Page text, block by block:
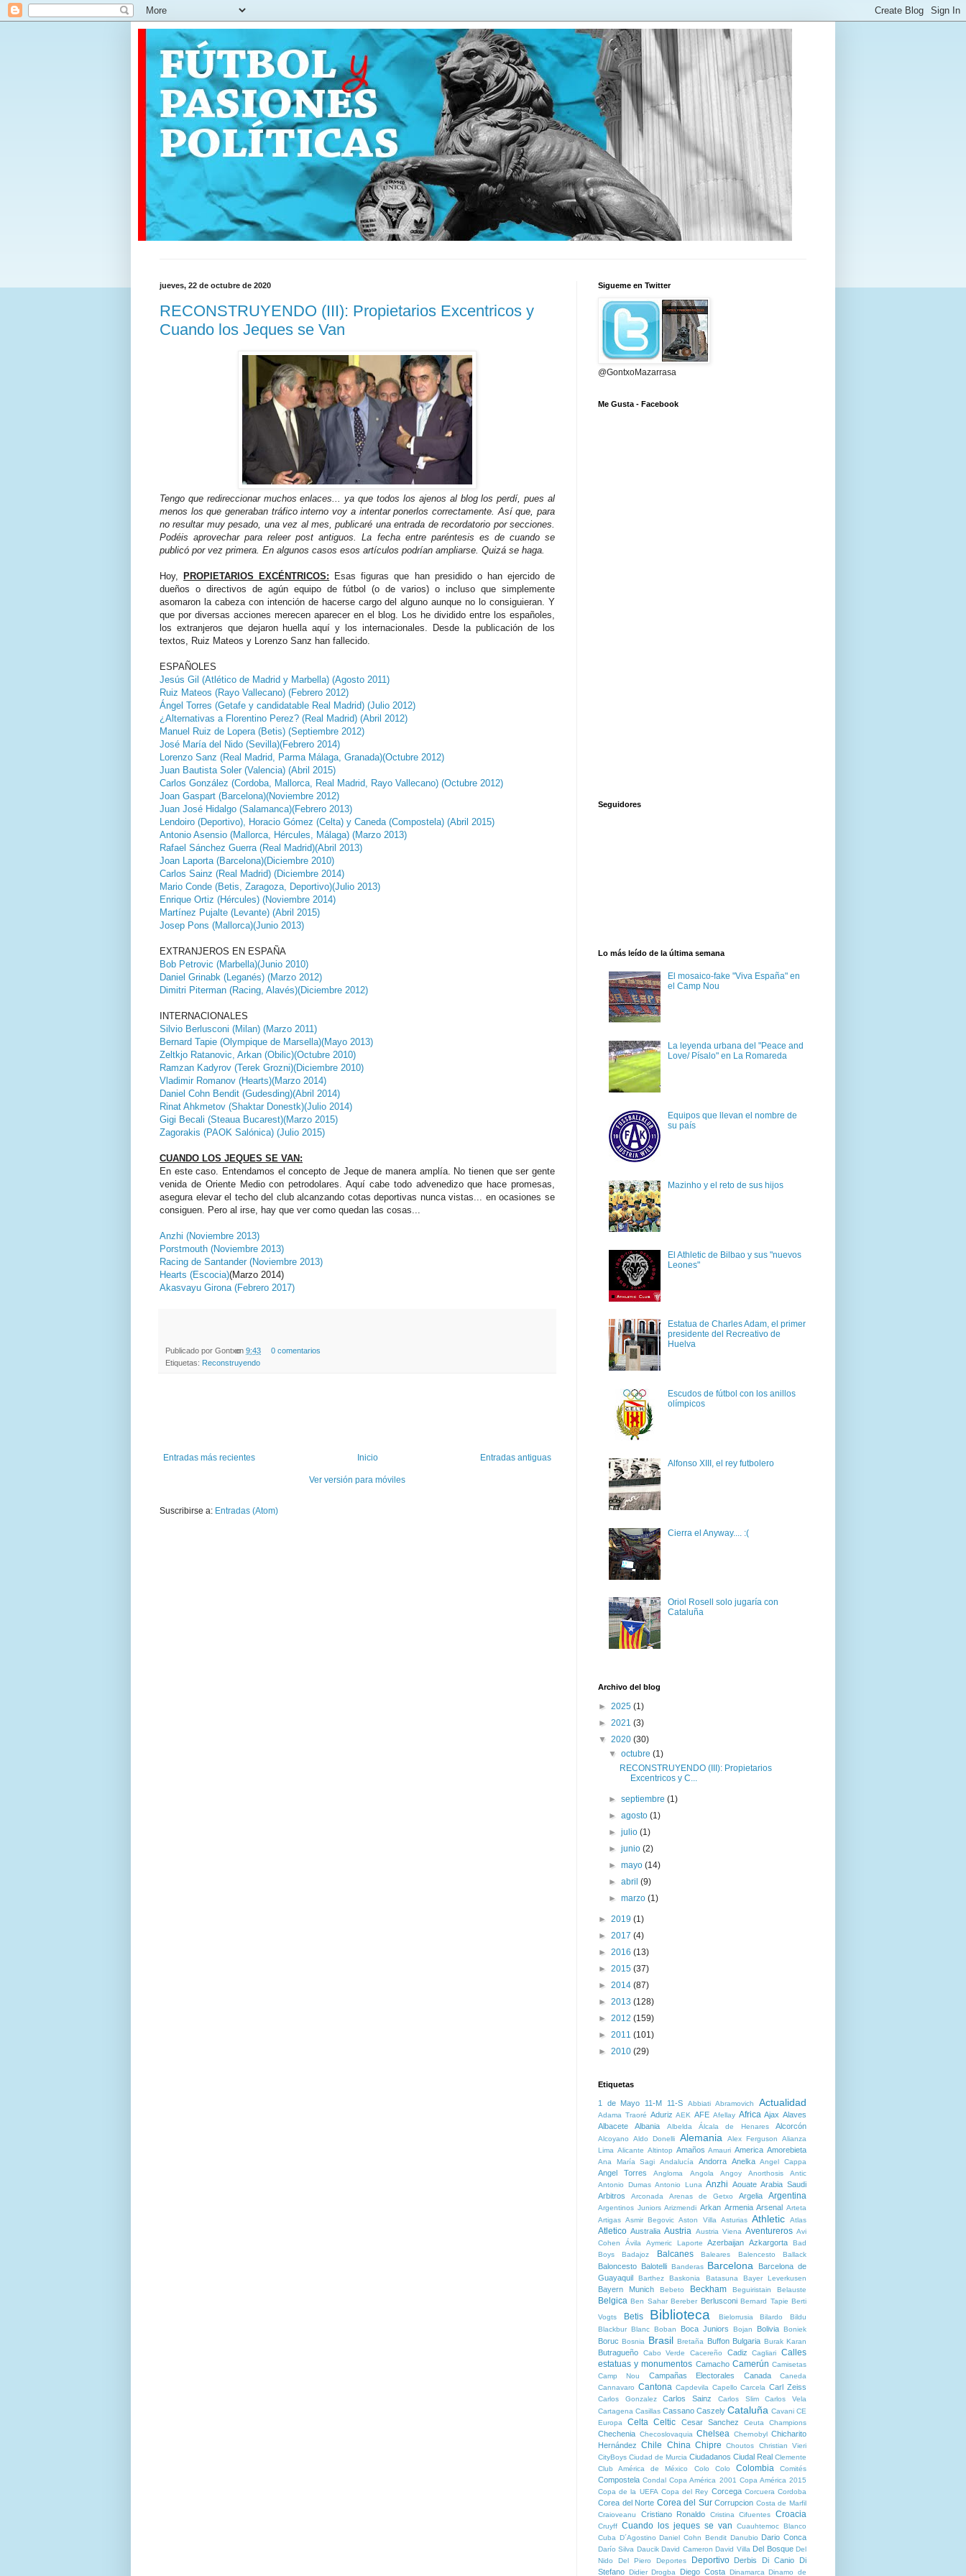
jueves, 22 de octubre de 2020
RECONSTRUYENDO (III): Propietarios Excentricos y
Cuando los Jeques se Van
Tengo que redireccionar muchos enlaces... ya que todos los ajenos al blog los perdí, pues al
menos los que generaban tráfico interno voy a intentar ponerlos correctamente. Así que, para
no resultar muy pesado, una vez al mes, publicaré una entrada de recordatorio por secciones.
Podéis aprovechar para releer post antiguos. La fecha entre paréntesis es de cuando se
publicó por vez primera. En algunos casos esos artículos podrían ampliarse. Quizá se haga.
Hoy,PROPIETARIOS EXCÉNTRICOS: Esas figuras que han presidido o han ejercido de
dueños o directivos de agún equipo de fútbol (o de varios) o incluso que simplemente
asomaron la cabeza con intención de hacerse cargo del alguno aunque no lo consiguieran. Y
que por diversas acciones merecen aparecer en el blog. Los he dividido entre los españoles,
los extranjeros que dejaron huella aquí y los internacionales. Desde la publicación de los
textos, Ruiz Mateos y Lorenzo Sanz han fallecido.
ESPAÑOLES
Jesús Gil (Atlético de Madrid y Marbella) (Agosto 2011)
Ruiz Mateos (Rayo Vallecano) (Febrero 2012)
Ángel Torres (Getafe y candidatable Real Madrid) (Julio 2012)
¿Alternativas a Florentino Perez? (Real Madrid) (Abril 2012)
Manuel Ruiz de Lopera (Betis) (Septiembre 2012)
José María del Nido (Sevilla)(Febrero 2014)
Lorenzo Sanz (Real Madrid, Parma Málaga, Granada)(Octubre 2012)
Juan Bautista Soler (Valencia) (Abril 2015)
Carlos González (Cordoba, Mallorca, Real Madrid, Rayo Vallecano) (Octubre 2012)
Joan Gaspart (Barcelona)(Noviembre 2012)
Juan José Hidalgo (Salamanca)(Febrero 2013)
Lendoiro (Deportivo), Horacio Gómez (Celta) y Caneda (Compostela) (Abril 2015)
Antonio Asensio (Mallorca, Hércules, Málaga) (Marzo 2013)
Rafael Sánchez Guerra (Real Madrid)(Abril 2013)
Joan Laporta (Barcelona)(Diciembre 2010)
Carlos Sainz (Real Madrid) (Diciembre 2014)
Mario Conde (Betis, Zaragoza, Deportivo)(Julio 2013)
Enrique Ortiz (Hércules) (Noviembre 2014)
Martínez Pujalte (Levante) (Abril 2015)
Josep Pons (Mallorca)(Junio 2013)
EXTRANJEROS EN ESPAÑA
Bob Petrovic (Marbella)(Junio 2010)
Daniel Grinabk (Leganés) (Marzo 2012)
Dimitri Piterman (Racing, Alavés)(Diciembre 2012)
INTERNACIONALES
Silvio Berlusconi (Milan) (Marzo 2011)
Bernard Tapie (Olympique de Marsella)(Mayo 2013)
Zeltkjo Ratanovic, Arkan (Obilic)(Octubre 2010)
Ramzan Kadyrov (Terek Grozni)(Diciembre 2010)
Vladimir Romanov (Hearts)(Marzo 2014)
Daniel Cohn Bendit (Gudesding)(Abril 2014)
Rinat Ahkmetov (Shaktar Donestk)(Julio 2014)
Gigi Becali (Steaua Bucarest)(Marzo 2015)
Zagorakis (PAOK Salónica) (Julio 2015)
CUANDO LOS JEQUES SE VAN:
En este caso. Entendamos el concepto de Jeque de manera amplía. No tienen que ser gente
venida de Oriente Medio con petrodolares. Aquí cabe todo advenedizo que hace promesas,
asegura elevar el techo del club alcanzando cotas deportivas nunca vistas... en ocasiones se
consiguen. Pero al irse, hay que ver como quedan las cosas...
Anzhi (Noviembre 2013)
Porstmouth (Noviembre 2013)
Racing de Santander (Noviembre 2013)
Hearts (Escocia)(Marzo 2014)
Akasvayu Girona (Febrero 2017)
Publicado por Gontxoen9:43
0 comentarios
Etiquetas: Reconstruyendo
Entradas más recientes Entradas antiguas
Inicio
Ver versión para móviles
Suscribirse a: Entradas (Atom)
Sigueme en Twitter
@GontxoMazarrasa
Me Gusta - Facebook
Seguidores
Lo más leído de la última semana
El mosaico-fake "Viva España" en
el Camp Nou
La leyenda urbana del "Peace and
Love/ Písalo" en La Romareda
Equipos que llevan el nombre de
su país
Mazinho y el reto de sus hijos
El Athletic de Bilbao y sus "nuevos
Leones"
Estatua de Charles Adam, el primer
presidente del Recreativo de
Huelva
Escudos de fútbol con los anillos
olímpicos
Alfonso XIII, el rey futbolero
Cierra el Anyway.... :(
Oriol Rosell solo jugaría con
Cataluña
Archivo del blog
► 2025 (1)
► 2021 (3)
▼ 2020 (30)
▼octubre(1)
RECONSTRUYENDO (III): Propietarios
Excentricos y C...
►septiembre(1)
►agosto(1)
►julio(1)
►junio(2)
►mayo(14)
►abril(9)
►marzo(1)
► 2019 (1)
► 2017 (4)
► 2016 (13)
► 2015 (37)
► 2014 (87)
► 2013 (128)
► 2012 (159)
► 2011 (101)
► 2010 (29)
Etiquetas
1 de Mayo 11-M 11-S Abbiati Abramovich Actualidad
Adama Traoré Aduriz AEK AFE Afellay Africa Ajax Alaves
Albacete
Albania Albelda Álcala de Henares Alcorcón
Alcoyano Aldo Donelli Alemania Alex Ferguson
Alianza
Lima Alicante Altintop Amaños Amauri America Amorebieta
Ana María Sagi Andalucía Andorra Anelka Angel Cappa
Angel Torres Angloma Angola Angoy Anorthosis
Antic
Antonio Dumas Antonio Luna Anzhi Aouate Arabia Saudi
Arbitros
Arconada Arenas de Getxo Argelia Argentina
Argentinos Juniors Arizmendi Arkan Armenia Arsenal Arteta
Artigas Asmir Begovic Aston Villa Asturias Athletic Atlas
Atletico Australia Austria Austria Viena Aventureros Avi
Cohen
Ávila Aymeric Laporte Azerbaijan Azkargorta
Bad
Boys
Badajoz Balcanes Baleares Balencesto Ballack
Baloncesto Balotelli Banderas Barcelona
Barcelona de
Guayaquil
Barthez Baskonia Batasuna Bayer Leverkusen
Bayern Munich Bebeto Beckham Beguiristain Belauste
Belgica Ben Sahar Bereber Berlusconi Bernard Tapie Berti
Vogts
Betis Biblioteca Bielorrusia Bilardo
Bildu
Blackbur Blanc Boban Boca Juniors Bojan Bolivia Boniek
Boruc Bosnia Brasil Bretaña Buffon Bulgaria Burak Karan
Butragueño Cabo Verde Cacereño Cadiz Cagliari
Calles
estatuas y monumentos Camacho Camerún Camisetas
Camp Nou
Campañas Electorales Canada
Caneda
Cannavaro Cantona Capdevila Capello Carcela Carl Zeiss
Carlos Gonzalez Carlos Sainz Carlos Slim
Carlos Vela
Cartagena Casillas Cassano Caszely Cataluña Cavani CE
Europa
Celta Celtic Cesar Sanchez Ceuta Champions
Chechenia Checoslovaquia Chelsea Chernobyl Chicharito
Hernández
Chile China Chipre Choutos
Christian Vieri
CityBoys Ciudad de Murcia Ciudadanos Ciudal Real Clemente
Club América de México
Colo Colo Colombia Comités
Compostela Condal Copa América 2001 Copa América 2015
Copa de la UEFA Copa del Rey Corcega Corcuera Cordoba
Corea del Norte Corea del Sur Corrupcion Costa de Marfil
Craioveanu
Cristiano Ronaldo Cristina Cifuentes Croacia
Cruyff Cuando los jeques se van
Cuauhtemoc Blanco
Cuba D´Agostino Daniel Cohn Bendit Danubio Dario Conca
Darío Silva Daucik David Cameron David Villa Del Bosque Del
Nido
Del Piero Deportes Deportivo Derbis Di Canio
Di
Stefano Didier Drogba Diego Costa Dinamarca Dinamo de